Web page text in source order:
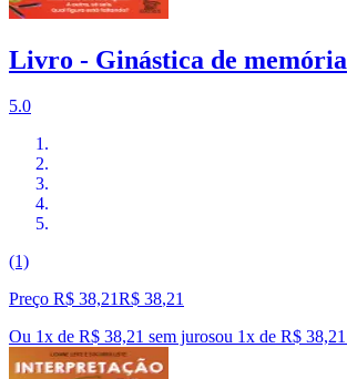
Livro - Ginástica de memória
5.0
(1)
Preço R$ 38,21R$ 38,21
Ou 1x de R$ 38,21 sem jurosou 1x de R$ 38,21